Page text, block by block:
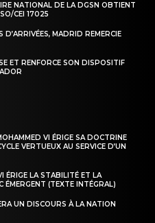
NATIONAL DE LA DGSN OBTIENT
CEI 17025
MADRID REMERCIE
ET RENFORCE SON DISPOSITIF
VI ÉRIGE SA DOCTRINE
VERTUEUX AU SERVICE D’UN
ÉRIGE LA STABILITÉ ET LA
ÉMERGENT (TEXTE INTÉGRAL)
UN DISCOURS À LA NATION